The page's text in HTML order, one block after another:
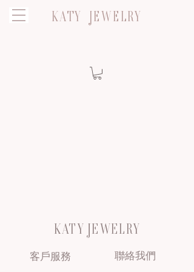
KATY JEWELRY
KATY JEWELRY
客戶服務 聯絡我們